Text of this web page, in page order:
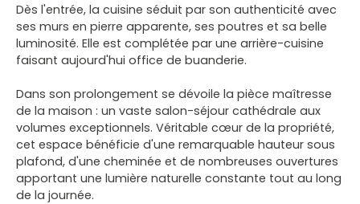
Dès l'entrée, la cuisine séduit par son authenticité avec
ses murs en pierre apparente, ses poutres et sa belle
luminosité. Elle est complétée par une arrière-cuisine
faisant aujourd'hui office de buanderie.
Dans son prolongement se dévoile la pièce maîtresse
de la maison : un vaste salon-séjour cathédrale aux
volumes exceptionnels. Véritable cœur de la propriété,
cet espace bénéficie d'une remarquable hauteur sous
plafond, d'une cheminée et de nombreuses ouvertures
apportant une lumière naturelle constante tout au long
de la journée.